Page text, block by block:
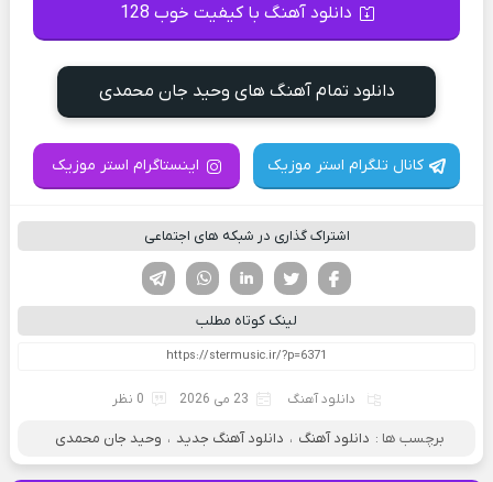
دانلود آهنگ با کیفیت خوب 128
دانلود تمام آهنگ های وحید جان محمدی
کانال تلگرام استر موزیک اینستاگرام استر موزیک
اشتراک گذاری در شبکه های اجتماعی
لینکدین تویتر
فیسوک
لینک کوتاه مطلب
دانلود آهنگ 23 می 2026 0 نظر
برچسب ها : دانلود آهنگ ، دانلود آهنگ جدید ، وحید جان محمدی